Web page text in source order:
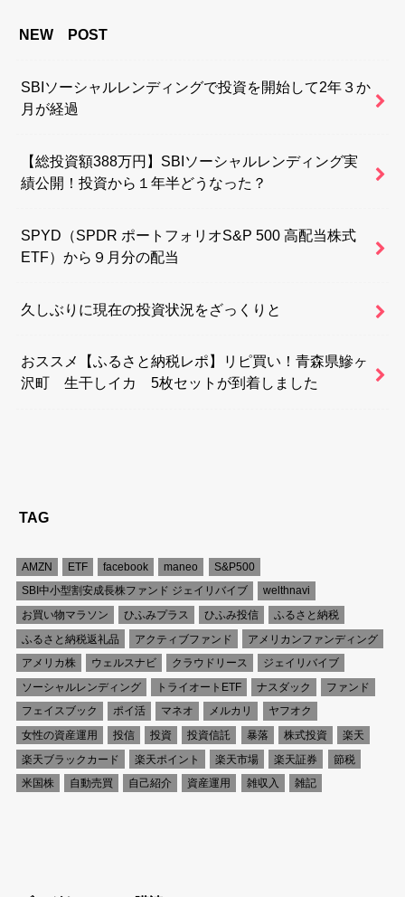
NEW POST
SBIソーシャルレンディングで投資を開始して2年３か
月が経過
【総投資額388万円】SBIソーシャルレンディング実
績公開！投資から１年半どうなった？
SPYD（SPDR ポートフォリオS&P 500 高配当株式
ETF）から９月分の配当
久しぶりに現在の投資状況をざっくりと
おススメ【ふるさと納税レポ】リピ買い！青森県鰺ヶ
沢町 生干しイカ 5枚セットが到着しました
TAG
AMZN ETF facebook maneo
S&P500
SBI中小型割安成長株ファンド ジェイリバイブ
welthnavi
お買い物マラソン
ひふみプラス ひふみ投信
ふるさと納税
ふるさと納税返礼品
アクティブファンド
アメリカンファンディング
アメリカ株
ウェルスナビ クラウドリース
ジェイリバイブ
ソーシャルレンディング
トライオートETF ナスダック
ファンド
フェイスブック
ポイ活 マネオ メルカリ
ヤフオク
女性の資産運用
投信 投資 投資信託 暴落 株式投資
楽天
楽天ブラックカード
楽天ポイント 楽天市場 楽天証券
節税
米国株
自動売買 自己紹介 資産運用 雑収入 雑記